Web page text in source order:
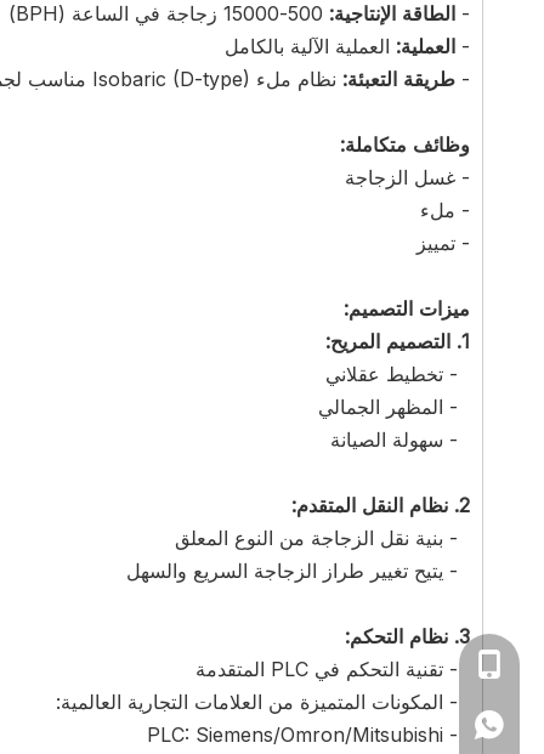
- الطاقة الإنتاجية: 500-15000 زجاجة في الساعة (BPH)
- العملية: العملية الآلية بالكامل
- طريقة التعبئة: نظام ملء Isobaric (D-type) مناسب لجميع الزجاجات البلاستيكية/الزجاجية
وظائف متكاملة:
- غسل الزجاجة
- ملء
- تمييز
ميزات التصميم:
1. التصميم المريح:
- تخطيط عقلاني
- المظهر الجمالي
- سهولة الصيانة
2. نظام النقل المتقدم:
- بنية نقل الزجاجة من النوع المعلق
- يتيح تغيير طراز الزجاجة السريع والسهل
3. نظام التحكم:
- تقنية التحكم في PLC المتقدمة
- المكونات المتميزة من العلامات التجارية العالمية:
- PLC: Siemens/Omron/Mitsubishi
0086-
+86